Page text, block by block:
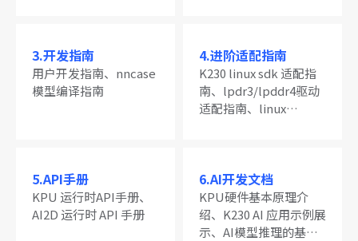
3.开发指南
用户开发指南、nncase
模型编译指南
4.进阶适配指南
K230 linux sdk 适配指
南、lpdr3/lpddr4驱动
适配指南、linux
5.API手册
KPU 运行时API手册、
AI2D 运行时 API 手册
6.AI开发文档
KPU硬件基本原理介
绍、K230 AI 应用示例展
示、AI模型推理的基本